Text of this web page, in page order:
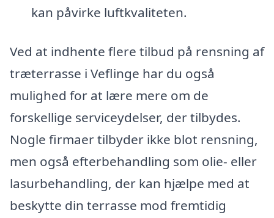
kan påvirke luftkvaliteten.
Ved at indhente flere tilbud på rensning af
træterrasse i Veflinge har du også
mulighed for at lære mere om de
forskellige serviceydelser, der tilbydes.
Nogle firmaer tilbyder ikke blot rensning,
men også efterbehandling som olie- eller
lasurbehandling, der kan hjælpe med at
beskytte din terrasse mod fremtidig